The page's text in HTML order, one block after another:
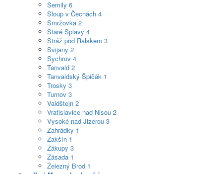
Semily 6
Sloup v Čechách 4
Smržovka 2
Staré Splavy 4
Stráž pod Ralskem 3
Svijany 2
Sychrov 4
Tanvald 2
Tanvaldský Špičák 1
Trosky 3
Turnov 3
Valdštejn 2
Vratislavice nad Nisou 2
Vysoké nad Jizerou 3
Zahrádky 1
Zakšín 1
Zákupy 3
Zásada 1
Železný Brod 1